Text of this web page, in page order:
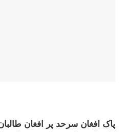
پاک افغان سرحد پر افغان